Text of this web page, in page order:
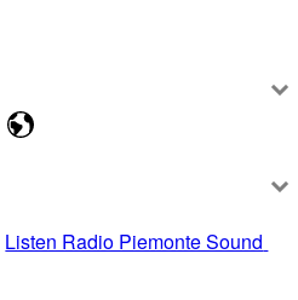
Listen Radio Piemonte Sound